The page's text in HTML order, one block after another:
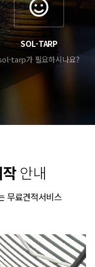
SOL-TARP
tarp가 필요하시나요?
안내
무료견적서비스